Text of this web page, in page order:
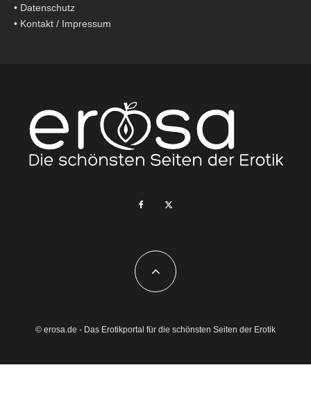
• Datenschutz
• Kontakt / Impressum
© erosa.de - Das Erotikportal für die schönsten Seiten der Erotik